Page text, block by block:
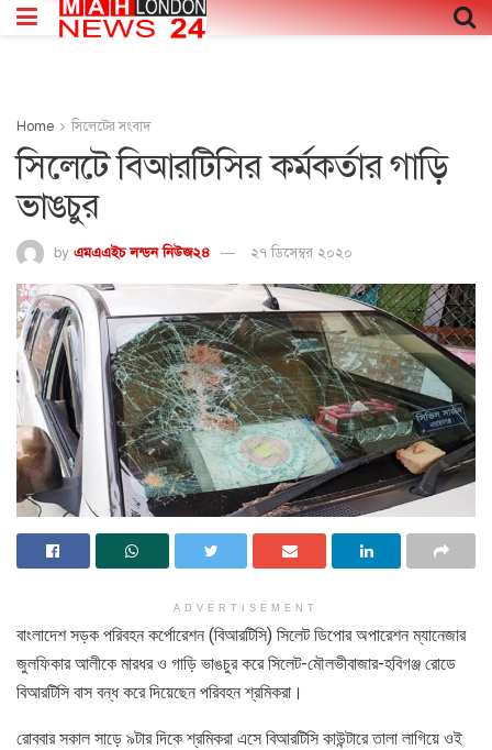
Home সিলেটের সংবাদ
সিলেটে বিআরটিসির কর্মকর্তার গাড়ি
ভাঙচুর
by এমএএইচ লন্ডন নিউজ২৪ ২৭ ডিসেম্বর ২০২০
ADVERTISEMENT
বাংলাদেশ সড়ক পরিবহন কর্পোরেশন (বিআরটিসি) সিলেট ডিপোর অপারেশন ম্যানেজার
জুলফিকার আলীকে মারধর ও গাড়ি ভাঙচুর করে সিলেট-মৌলভীবাজার-হবিগঞ্জ রোডে
বিআরটিসি বাস বন্ধ করে দিয়েছেন পরিবহন শ্রমিকরা।
রোববার সকাল সাড়ে ৯টার দিকে শ্রমিকরা এসে বিআরটিসি কাউন্টারে তালা লাগিয়ে ওই